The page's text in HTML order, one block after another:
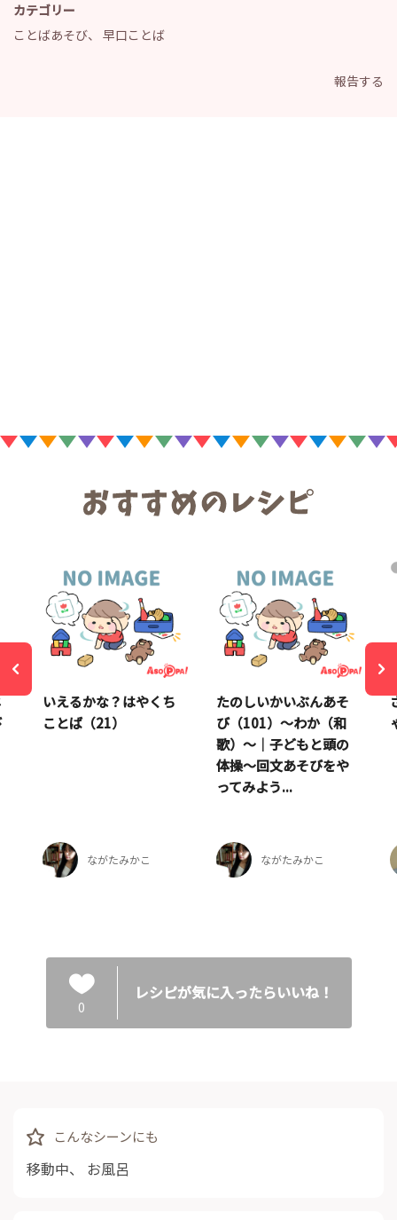
カテゴリー
ことばあそび、 早口ことば
報告する
いえるかな？はやくち
ことば（21）
ながたみかこ
たのしいかいぶんあそ
び（101）～わか（和
歌）～｜子どもと頭の
体操～回文あそびをや
ってみよう...
ながたみかこ
0
レシピが気に入ったらいいね！
こんなシーンにも
移動中、 お風呂